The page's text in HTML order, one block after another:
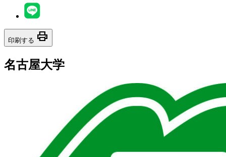
印刷する print
名古屋大学